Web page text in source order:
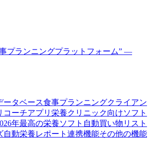
プランニングプラットフォーム” —
ータベース食事プランニングクライアン
コーチアプリ 栄養クリニック向けソフト
年最高の栄養ソフト 自動買い物リスト
自動栄養レポート 連携機能その他の機能